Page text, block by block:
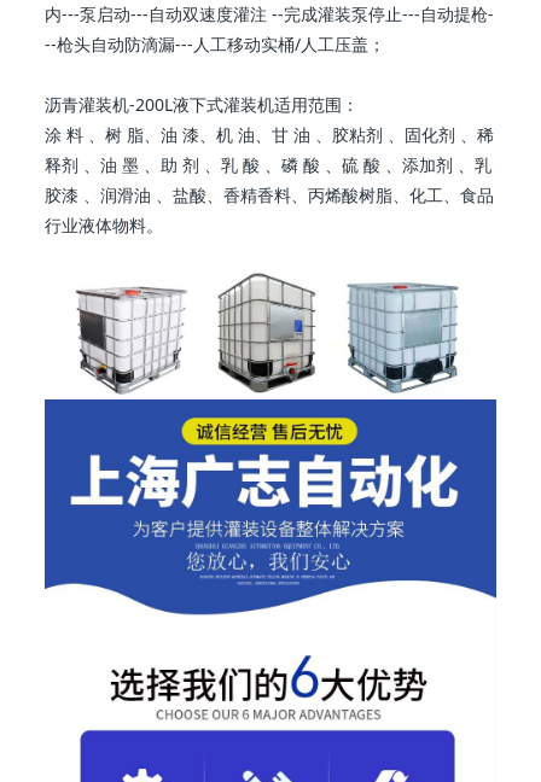
内---泵启动---自动双速度灌注 --完成灌装泵停止---自动提枪-
--枪头自动防滴漏---人工移动实桶/人工压盖；
沥青灌装机-200L液下式灌装机适用范围：
涂 料 、树 脂、油 漆、机 油、甘 油 、胶粘剂 、固化剂 、稀
释剂 、油 墨 、助 剂 、乳 酸 、磷 酸 、硫 酸 、添加剂 、乳
胶漆 、润滑油 、盐酸、香精香料、丙烯酸树脂、化工、食品
行业液体物料。